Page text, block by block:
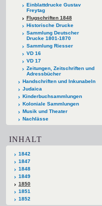
Einblattdrucke Gustav
Freytag
Flugschriften 1848
Historische Drucke
Sammlung Deutscher
Drucke 1801-1870
Sammlung Riesser
VD 16
VD 17
Zeitungen, Zeitschriften und
Adressbücher
Handschriften und Inkunabeln
Judaica
Kinderbuchsammlungen
Koloniale Sammlungen
Musik und Theater
Nachlässe
INHALT
1842
1847
1848
1849
1850
1851
1852